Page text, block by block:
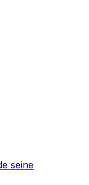
seine